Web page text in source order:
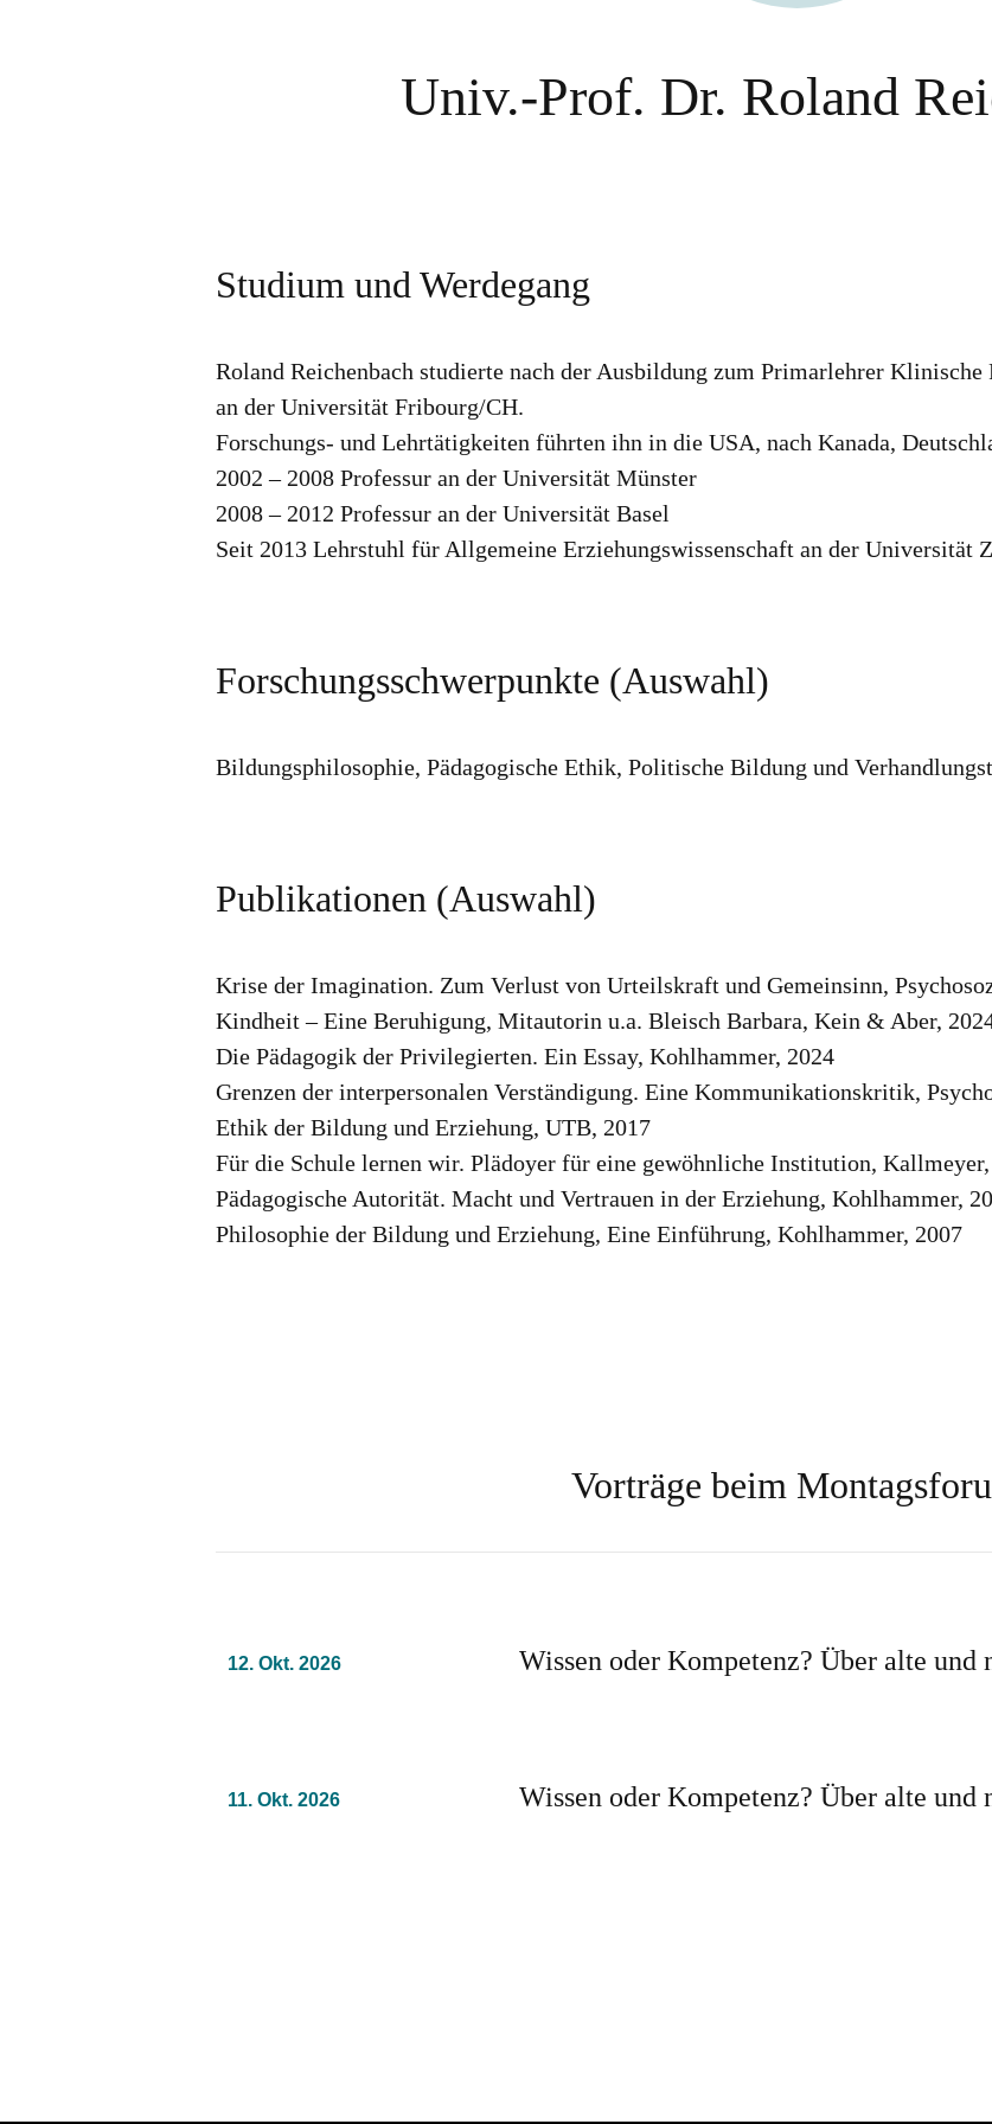
Univ.-Prof. Dr. Roland
Studium und Werdegang
Roland Reichenbach studierte nach der Ausbildung zum Primarlehrer
an der Universität Fribourg/CH.
Forschungs- und Lehrtätigkeiten führten ihn in die USA, nach Kanada,
2002 – 2008 Professur an der Universität Münster
2008 – 2012 Professur an der Universität Basel
Seit 2013 Lehrstuhl für Allgemeine Erziehungswissenschaft an der Universität
Forschungsschwerpunkte (Auswahl)
Bildungsphilosophie, Pädagogische Ethik, Politische Bildung und
Publikationen (Auswahl)
Krise der Imagination. Zum Verlust von Urteilskraft und Gemeinsinn,
Kindheit – Eine Beruhigung, Mitautorin u.a. Bleisch Barbara, Kein & Aber,
Die Pädagogik der Privilegierten. Ein Essay, Kohlhammer, 2024
Grenzen der interpersonalen Verständigung. Eine Kommunikationskritik,
Ethik der Bildung und Erziehung, UTB, 2017
Für die Schule lernen wir. Plädoyer für eine gewöhnliche Institution,
Pädagogische Autorität. Macht und Vertrauen in der Erziehung, Kohlhammer,
Philosophie der Bildung und Erziehung, Eine Einführung, Kohlhammer, 2007
Vorträge beim
12. Okt. 2026 Wissen oder Kompetenz? Über alte und
11. Okt. 2026 Wissen oder Kompetenz? Über alte und